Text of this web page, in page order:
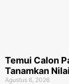
Temui Calon
Tanamkan
Agustus 6, 2026